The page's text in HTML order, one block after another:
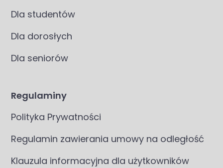
Dla studentów
Dla dorosłych
Dla seniorów
Regulaminy
Polityka Prywatności
Regulamin zawierania umowy na odległość
Klauzula informacyjna dla użytkowników